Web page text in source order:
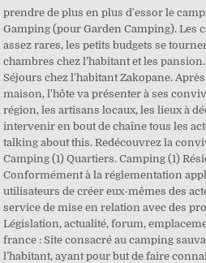
prendre de plus en plus d'essor le
Gamping (pour Garden Camping). Les
assez rares, les petits budgets se
chambres chez l’habitant et les
Séjours chez l'habitant Zakopane.
maison, l'hôte va présenter à ses
région, les artisans locaux, les lieux à
intervenir en bout de chaîne tous les
talking about this. Redécouvrez la
Camping (1) Quartiers. Camping (1)
Conformément à la réglementation
utilisateurs de créer eux-mêmes des
service de mise en relation avec des
Législation, actualité, forum,
france : Site consacré au camping
l’habitant, ayant pour but de faire